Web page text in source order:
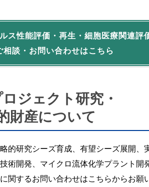
ス性能評価・再生・細胞医療関連評
相談・お問い合わせはこちら
ジェクト研究・
財産について
研究シーズ育成、有望シーズ展開、
術開発、マイクロ流体化学プラント開
関するお問い合わせはこちらからお願